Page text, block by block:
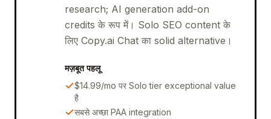
research; AI generation add-on
credits के रूप में। Solo SEO content के
लिए Copy.ai Chat का solid alternative।
मज़बूत पहलू
$14.99/mo पर Solo tier exceptional value
है
सबसे अच्छा PAA integration